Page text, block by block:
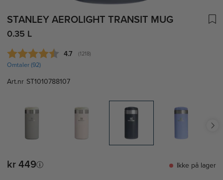
STANLEY AEROLIGHT TRANSIT MUG
0.35 L
Gjennomsnittskarakter:
4.7 (stemmer:
1218)
Omtaler (92)
Art.nr ST1010788107
kr 449 Ikke på lager